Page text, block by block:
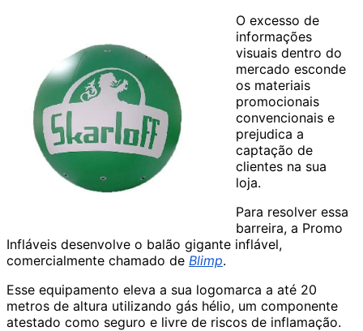
O excesso de
informações
visuais dentro do
mercado esconde
os materiais
promocionais
convencionais e
prejudica a
captação de
clientes na sua
loja.
Para resolver essa
barreira, a Promo
Infláveis desenvolve o balão gigante inflável,
comercialmente chamado de Blimp.
Esse equipamento eleva a sua logomarca a até 20
metros de altura utilizando gás hélio, um componente
atestado como seguro e livre de riscos de inflamação.